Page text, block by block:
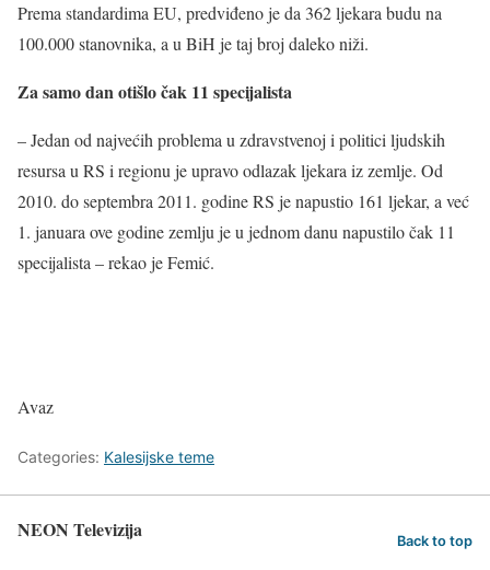
Prema standardima EU, predviđeno je da 362 ljekara budu na
100.000 stanovnika, a u BiH je taj broj daleko niži.
Za samo dan otišlo čak 11 specijalista
– Jedan od najvećih problema u zdravstvenoj i politici ljudskih
resursa u RS i regionu je upravo odlazak ljekara iz zemlje. Od
2010. do septembra 2011. godine RS je napustio 161 ljekar, a već
1. januara ove godine zemlju je u jednom danu napustilo čak 11
specijalista – rekao je Femić.
Avaz
Categories: Kalesijske teme
NEON Televizija Back to top